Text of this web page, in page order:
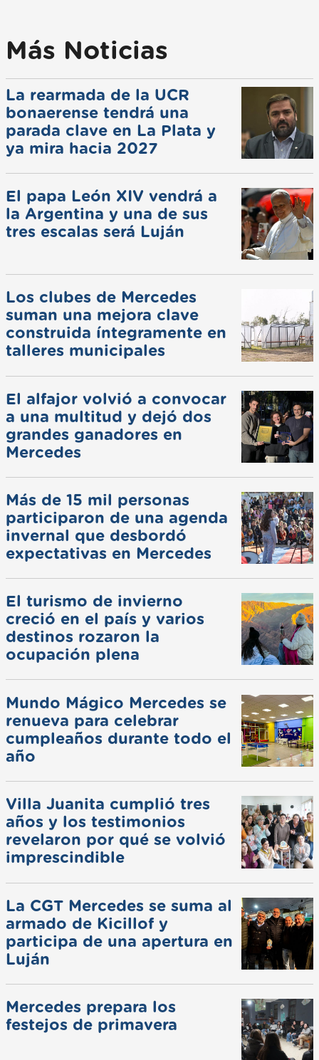
Más Noticias
La rearmada de la UCR
bonaerense tendrá una
parada clave en La Plata y
ya mira hacia 2027
El papa León XIV vendrá a
la Argentina y una de sus
tres escalas será Luján
Los clubes de Mercedes
suman una mejora clave
construida íntegramente en
talleres municipales
El alfajor volvió a convocar
a una multitud y dejó dos
grandes ganadores en
Mercedes
Más de 15 mil personas
participaron de una agenda
invernal que desbordó
expectativas en Mercedes
El turismo de invierno
creció en el país y varios
destinos rozaron la
ocupación plena
Mundo Mágico Mercedes se
renueva para celebrar
cumpleaños durante todo el
año
Villa Juanita cumplió tres
años y los testimonios
revelaron por qué se volvió
imprescindible
La CGT Mercedes se suma al
armado de Kicillof y
participa de una apertura en
Luján
Mercedes prepara los
festejos de primavera